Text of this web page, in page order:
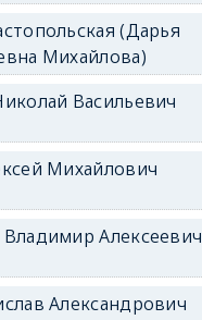
(Дарья
Михайлова)
Васильевич
Михайлович
Алексеевич
Александрович